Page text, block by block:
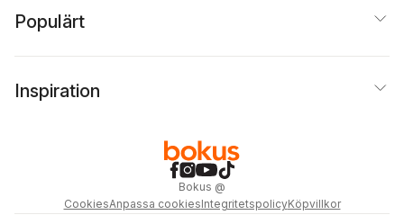
Populärt
Inspiration
Bokus @
CookiesAnpassa cookiesIntegritetspolicyKöpvillkor